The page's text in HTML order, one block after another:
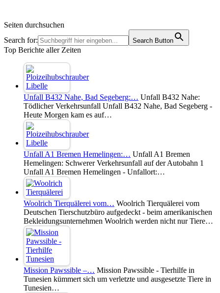
Seiten durchsuchen
Search for:
Search Button
Top Berichte aller Zeiten
Unfall B432 Nahe, Bad Segeberg:… Unfall B432 Nahe:
Tödlicher Verkehrsunfall Unfall B432 Nahe, Bad Segeberg -
Heute Morgen kam es auf…
Unfall A1 Bremen Hemelingen:… Unfall A1 Bremen
Hemelingen: Schwerer Verkehrsunfall auf der Autobahn 1
Unfall A1 Bremen Hemelingen - Unfallort:…
Woolrich Tierquälerei vom… Woolrich Tierquälerei vom
Deutschen Tierschutzbüro aufgedeckt - beim amerikanischen
Bekleidungsunternehmen Woolrich werden nicht nur Tiere…
Mission Pawssible –… Mission Pawssible - Tierhilfe in
Tunesien kümmert sich um verletzte und ausgesetzte Tiere in
Tunesien…